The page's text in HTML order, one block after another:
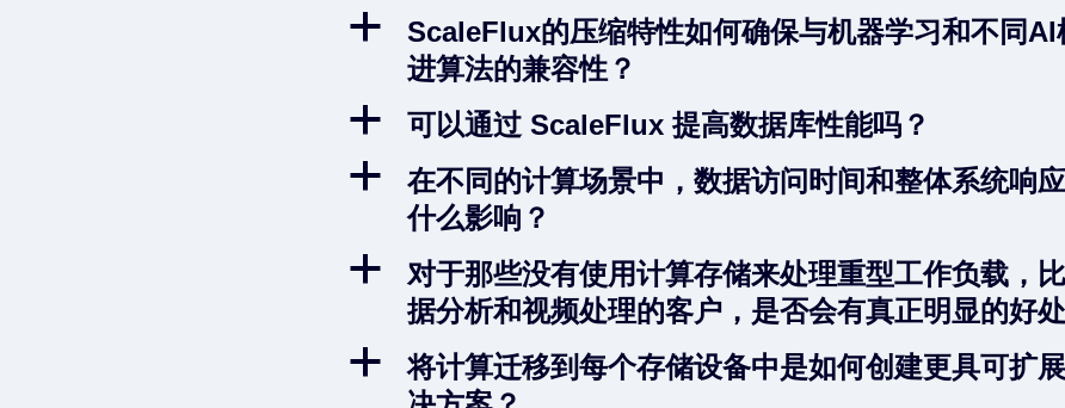
a
ScaleFlux的压缩特性如何确保与机器学习和不同AI
进算法的兼容性？
a 可以通过 ScaleFlux 提高数据库性能吗？
a
在不同的计算场景中，数据访问时间和整体系统响
什么影响？
a
对于那些没有使用计算存储来处理重型工作负载，
据分析和视频处理的客户，是否会有真正明显的好
a
将计算迁移到每个存储设备中是如何创建更具可扩